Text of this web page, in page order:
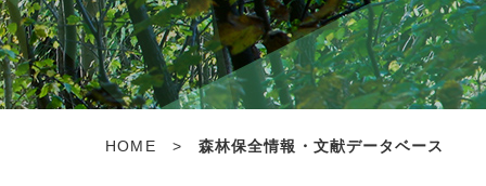
HOME > 森林保全情報・文献データベース